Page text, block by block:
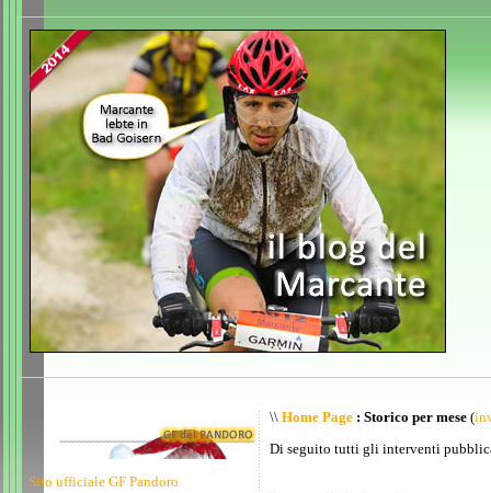
Sito ufficiale GF Pandoro
\\ Home Page : Storico per mese (
Di seguito tutti gli interventi